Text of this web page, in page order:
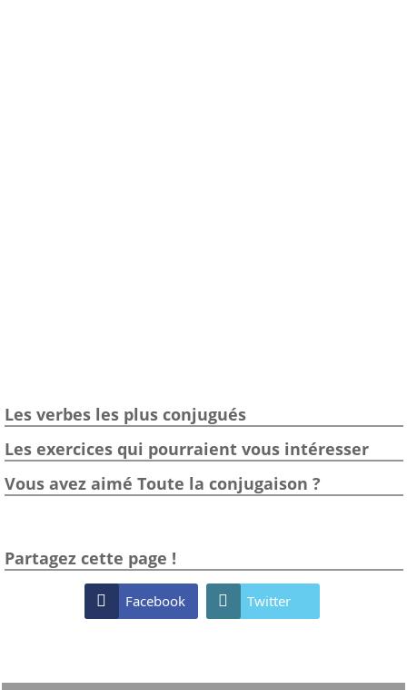
Les verbes les plus conjugués
Les exercices qui pourraient vous intéresser
Vous avez aimé Toute la conjugaison ?
Partagez cette page !
 Facebook  Twitter